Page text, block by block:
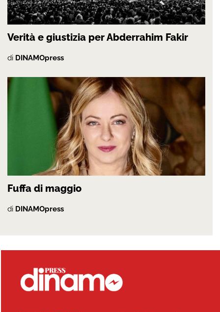
Verità e giustizia per Abderrahim Fakir
di DINAMOpress
Fuffa di maggio
di DINAMOpress